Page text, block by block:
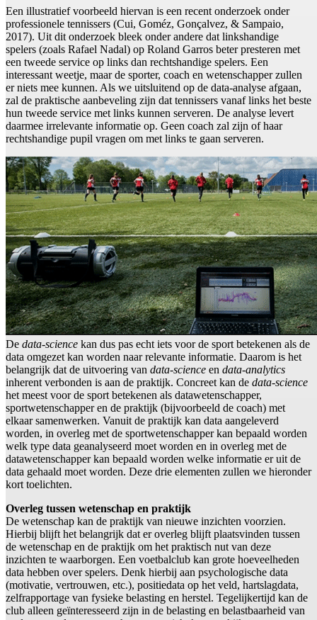
Een illustratief voorbeeld hiervan is een recent onderzoek onder
professionele tennissers (Cui, Goméz, Gonçalvez, & Sampaio,
2017). Uit dit onderzoek bleek onder andere dat linkshandige
spelers (zoals Rafael Nadal) op Roland Garros beter presteren met
een tweede service op links dan rechtshandige spelers. Een
interessant weetje, maar de sporter, coach en wetenschapper zullen
er niets mee kunnen. Als we uitsluitend op de data-analyse afgaan,
zal de praktische aanbeveling zijn dat tennissers vanaf links het beste
hun tweede service met links kunnen serveren. De analyse levert
daarmee irrelevante informatie op. Geen coach zal zijn of haar
rechtshandige pupil vragen om met links te gaan serveren.
De data-science kan dus pas echt iets voor de sport betekenen als de
data omgezet kan worden naar relevante informatie. Daarom is het
belangrijk dat de uitvoering van data-science en data-analytics
inherent verbonden is aan de praktijk. Concreet kan de data-science
het meest voor de sport betekenen als datawetenschapper,
sportwetenschapper en de praktijk (bijvoorbeeld de coach) met
elkaar samenwerken. Vanuit de praktijk kan data aangeleverd
worden, in overleg met de sportwetenschapper kan bepaald worden
welk type data geanalyseerd moet worden en in overleg met de
datawetenschapper kan bepaald worden welke informatie er uit de
data gehaald moet worden. Deze drie elementen zullen we hieronder
kort toelichten.
Overleg tussen wetenschap en praktijk
De wetenschap kan de praktijk van nieuwe inzichten voorzien.
Hierbij blijft het belangrijk dat er overleg blijft plaatsvinden tussen
de wetenschap en de praktijk om het praktisch nut van deze
inzichten te waarborgen. Een voetbalclub kan grote hoeveelheden
data hebben over spelers. Denk hierbij aan psychologische data
(motivatie, vertrouwen, etc.), positiedata op het veld, hartslagdata,
zelfrapportage van fysieke belasting en herstel. Tegelijkertijd kan de
club alleen geïnteresseerd zijn in de belasting en belastbaarheid van